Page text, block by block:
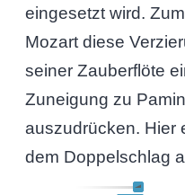
eingesetzt wird.
Mozart diese
seiner Zauberflöte
Zuneigung zu
auszudrücken. Hier
dem Doppelschlag